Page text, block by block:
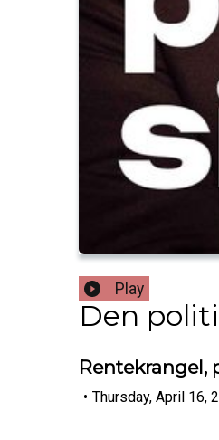
Play
Den
Rentekrangel,
• Thursday, April 16,